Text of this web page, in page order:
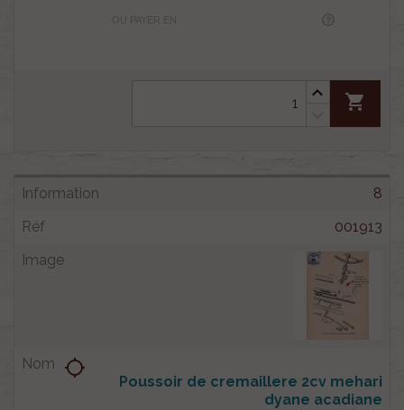
OU PAYER EN
shopping_cart
8
001913
Poussoir de cremaillere 2cv mehari
dyane acadiane
location_searching